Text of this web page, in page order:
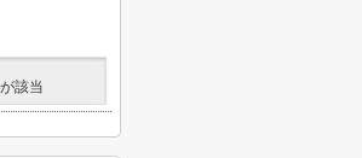
該当